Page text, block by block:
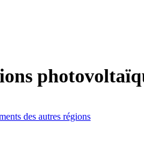
des autres régions